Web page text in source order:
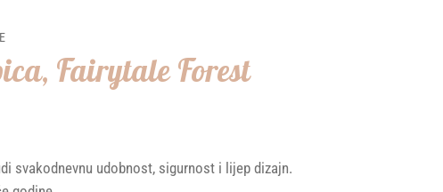
Fairytale Forest
svakodnevnu udobnost, sigurnost i lijep dizajn.